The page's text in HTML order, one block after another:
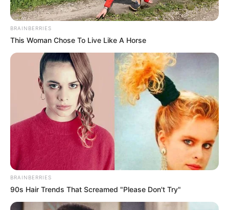
BRAINBERRIES
This Woman Chose To Live Like A Horse
BRAINBERRIES
90s Hair Trends That Screamed "Please Don't Try"